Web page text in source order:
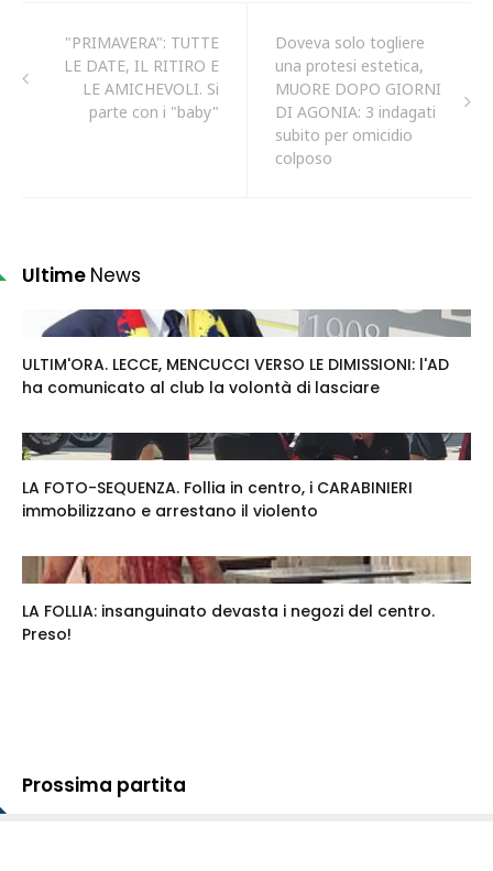
"PRIMAVERA": TUTTE
LE DATE, IL RITIRO E
LE AMICHEVOLI. Si
parte con i "baby"
Doveva solo togliere
una protesi estetica,
MUORE DOPO GIORNI
DI AGONIA: 3 indagati
subito per omicidio
colposo
Ultime News
ULTIM'ORA. LECCE, MENCUCCI VERSO LE DIMISSIONI: l'AD
ha comunicato al club la volontà di lasciare
LA FOTO-SEQUENZA. Follia in centro, i CARABINIERI
immobilizzano e arrestano il violento
LA FOLLIA: insanguinato devasta i negozi del centro.
Preso!
Prossima partita